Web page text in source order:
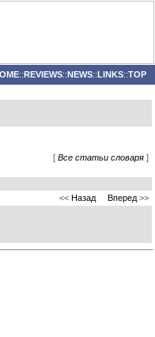
::REVIEWS::NEWS::LINKS::TOP
[ Все статьи словаря ]
<< Назад Вперед >>